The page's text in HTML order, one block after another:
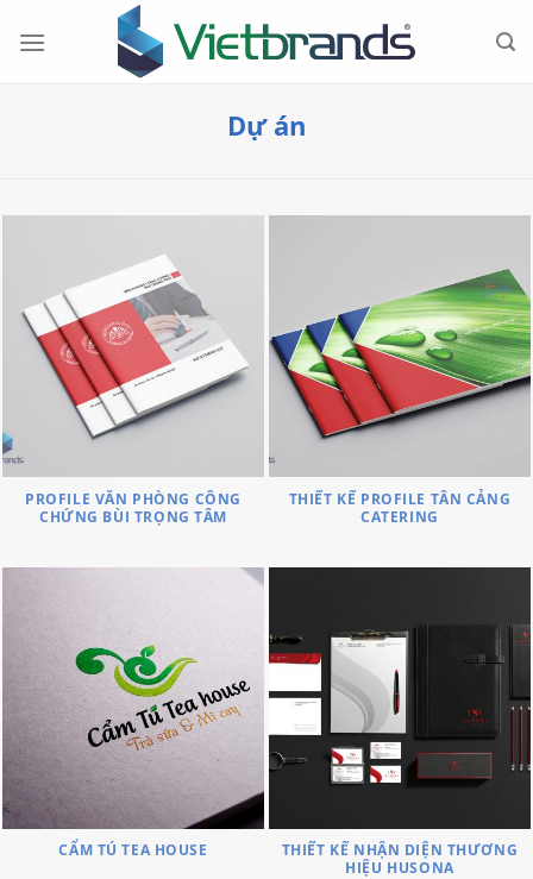
đến
Dự án
PROFILE VĂN PHÒNG CÔNG
CHỨNG BÙI TRỌNG TÂM
THIẾT KẾ PROFILE TÂN CẢNG
CATERING
CẨM TÚ TEA HOUSE
THIẾT KẾ NHẬN DIỆN THƯƠNG
HIỆU HUSONA